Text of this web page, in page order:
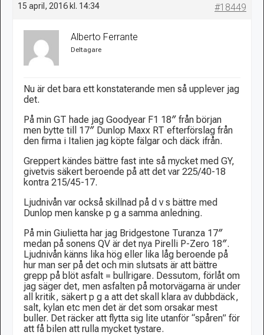
15 april, 2016 kl. 14:34 #18449
Alberto Ferrante
Deltagare
Nu är det bara ett konstaterande men så upplever jag
det.
På min GT hade jag Goodyear F1 18″ från början
men bytte till 17″ Dunlop Maxx RT efterförslag från
den firma i Italien jag köpte fälgar och däck ifrån.
Greppert kändes bättre fast inte så mycket med GY,
givetvis säkert beroende på att det var 225/40-18
kontra 215/45-17.
Ljudnivån var också skillnad på d v s bättre med
Dunlop men kanske p g a samma anledning.
På min Giulietta har jag Bridgestone Turanza 17″
medan på sonens QV är det nya Pirelli P-Zero 18″.
Ljudnivån känns lika hög eller lika låg beroende på
hur man ser på det och min slutsats är att bättre
grepp på blöt asfalt = bullrigare. Dessutom, förlåt om
jag säger det, men asfalten på motorvägarna är under
all kritik, säkert p g a att det skall klara av dubbdäck,
salt, kylan etc men det är det som orsakar mest
buller. Det räcker att flytta sig lite utanför “spåren” för
att få bilen att rulla mycket tystare.